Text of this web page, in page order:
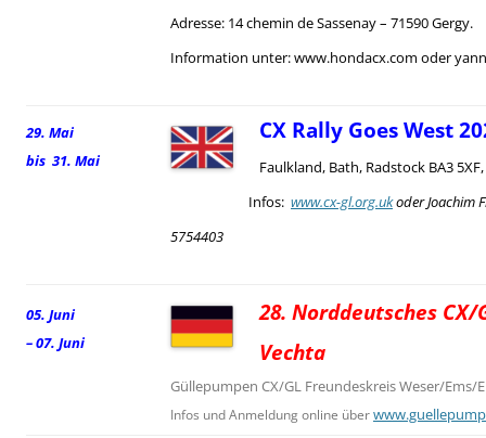
Adresse: 14 chemin de Sassenay – 71590 Gergy.
Information unter: www.hondacx.com oder
29. Mai
bis 31. Mai
CX Rally Goes West
Faulkland, Bath, Radstock BA3
Infos: www.cx-gl.org.ukoder Joachim
5754403
05. Juni
– 07. Juni
28. Norddeutsches CX/
Vechta
Güllepumpen CX/GL Freundeskreis Weser/Ems/
Infos und Anmeldung online über